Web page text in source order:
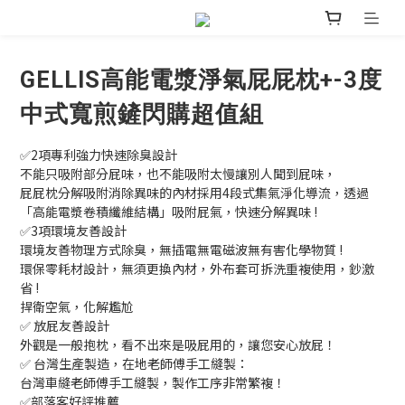
GELLIS高能電漿淨氣屁屁枕+-3度
中式寬煎鏟閃購超值組
✅2項專利強力快速除臭設計
不能只吸附部分屁味，也不能吸附太慢讓別人聞到屁味，
屁屁枕分解吸附消除異味的內材採用4段式集氣淨化導流，透過
「高能電漿卷積纖維結構」吸附屁氣，快速分解異味 !
✅3項環境友善設計
環境友善物理方式除臭，無插電無電磁波無有害化學物質 !
環保零耗材設計，無須更換內材，外布套可拆洗重複使用，鈔激
省 !
捍衛空氣，化解尷尬
✅ 放屁友善設計
外觀是一般抱枕，看不出來是吸屁用的，讓您安心放屁！
✅ 台灣生產製造，在地老師傅手工縫製：
台灣車縫老師傅手工縫製，製作工序非常繁複！